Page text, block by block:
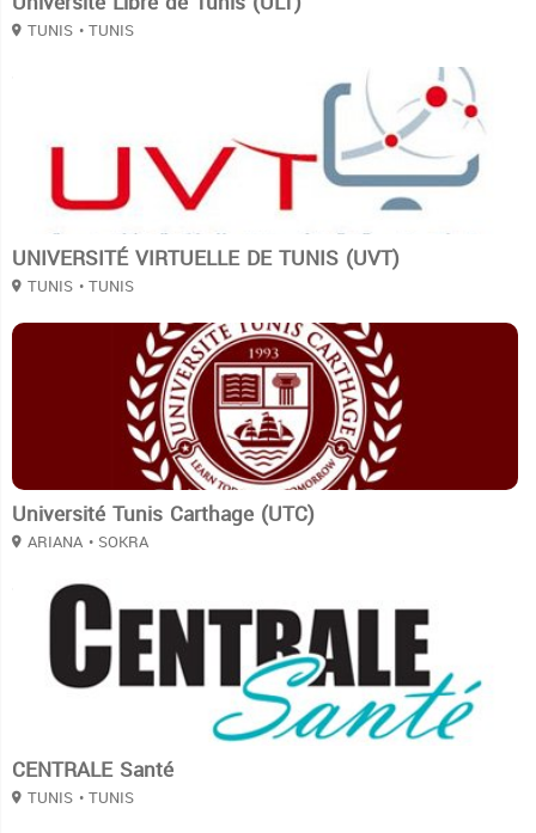
TUNIS • TUNIS
UNIVERSITÉ VIRTUELLE DE TUNIS (UVT)
TUNIS • TUNIS
Université Tunis Carthage (UTC)
ARIANA • SOKRA
CENTRALE Santé
TUNIS • TUNIS